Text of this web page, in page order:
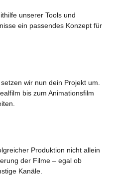
unserer Tools und
ein passendes Konzept für
wir nun dein Projekt um.
bis zum Animationsfilm
Produktion nicht allein
der Filme – egal ob
Kanäle.